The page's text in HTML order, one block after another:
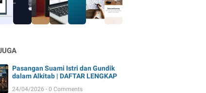
Pasangan Suami Istri dan Gundik
dalam Alkitab | DAFTAR LENGKAP
24/04/2026 - 0 Comments